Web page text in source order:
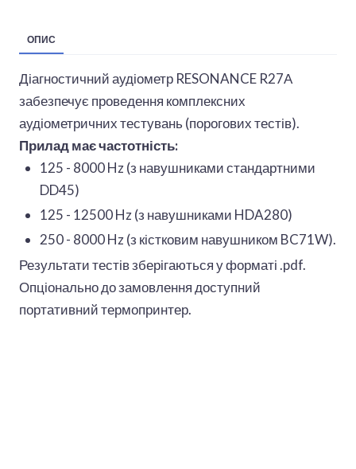
ОПИС
Діагностичний аудіометр RESONANCE R27А
забезпечує проведення комплексних
аудіометричних тестувань (порогових тестів).
Прилад має частотність:
125 - 8000 Hz (з навушниками стандартними
DD45)
125 - 12500 Hz (з навушниками HDA280)
250 - 8000 Hz (з кістковим навушником BC71W).
Результати тестів зберігаються у форматі .pdf.
Опціонально до замовлення доступний
портативний термопринтер.